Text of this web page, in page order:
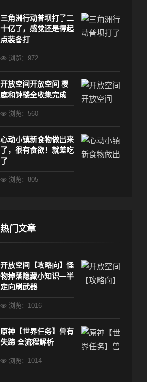
三角洲行动普坝打了二
十亿了，感觉还是得起
点装备打
浏览：972
开放空间开放空间 樱
庭和钟楼全收集完成
浏览：560
心动小镇新食物做出来
了，很有食欲！就差吃
了
浏览：805
热门文章
开放空间【攻略向】怪
物掉落隐藏小知识—半
定向刷武器
浏览：1016
原神【世界任务】兽有
失蹄 全流程解析
浏览：1014